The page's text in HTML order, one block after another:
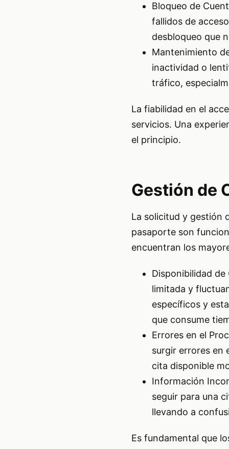
Bloqueo de
fallidos de
desbloqueo que
Mantenimiento
inactividad o
tráfico,
La fiabilidad en el
servicios. Una
el principio.
Gestión de
La solicitud y gestión
pasaporte son
encuentran los
Disponibilidad
limitada y
específicos y
que consume
Errores en el
surgir errores en
cita disponible
Información
seguir para una
llevando a
Es fundamental que